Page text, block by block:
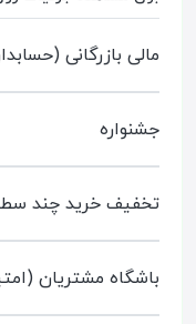
مالی بازرگانی
جشنواره
تخفیف خرید چند
باشگاه مشتریان